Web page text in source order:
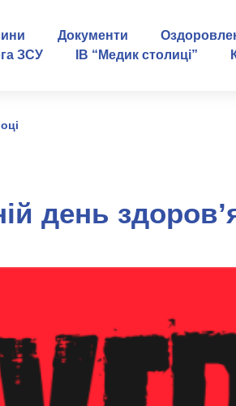
Документи
ЗСУ
ІВ “Медик столиці”
день